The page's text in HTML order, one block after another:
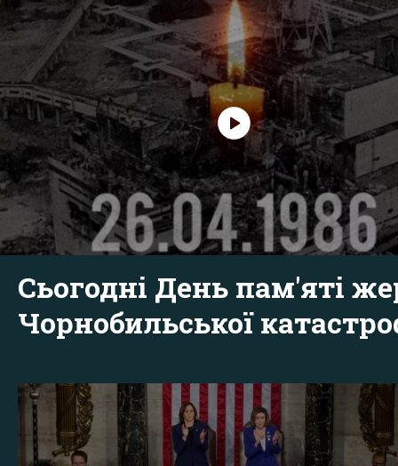
Сьогодні День пам'яті
Чорнобильської